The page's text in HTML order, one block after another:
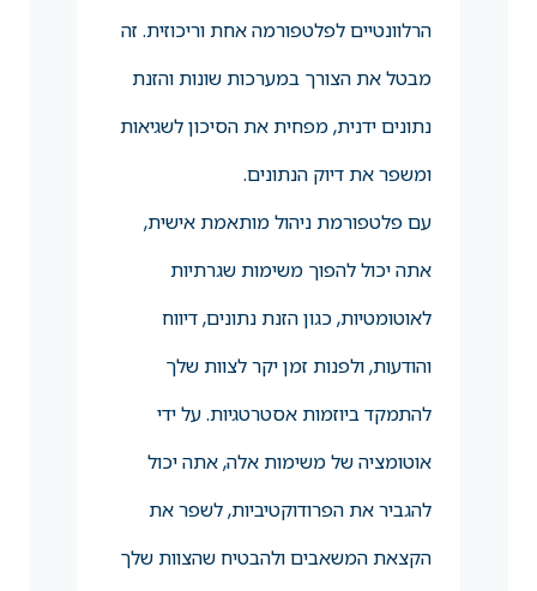
הרלוונטיים לפלטפורמה אחת וריכוזית. זה
מבטל את הצורך במערכות שונות והזנת
נתונים ידנית, מפחית את הסיכון לשגיאות
ומשפר את דיוק הנתונים.
עם פלטפורמת ניהול מותאמת אישית,
אתה יכול להפוך משימות שגרתיות
לאוטומטיות, כגון הזנת נתונים, דיווח
והודעות, ולפנות זמן יקר לצוות שלך
להתמקד ביוזמות אסטרטגיות. על ידי
אוטומציה של משימות אלה, אתה יכול
להגביר את הפרודוקטיביות, לשפר את
הקצאת המשאבים ולהבטיח שהצוות שלך